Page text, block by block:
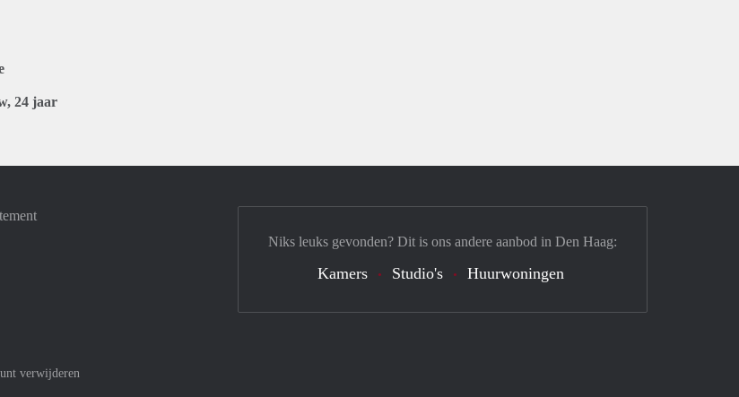
24 jaar
verwijderen
Niks leuks gevonden? Dit is ons andere aanbod in Den Haag:
Kamers Studio's Huurwoningen